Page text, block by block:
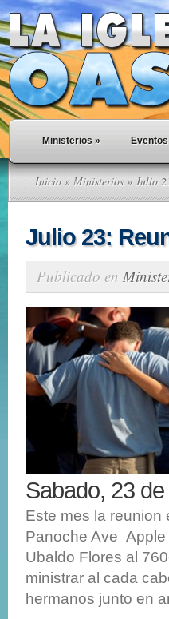
Ministerios » Eventos
Inicio » Ministerios» Julio
Julio 23:
Publicado en
Sabado, 23
Este mes la
Panoche Ave
Ubaldo Flores al
ministrar al cada
hermanos junto en